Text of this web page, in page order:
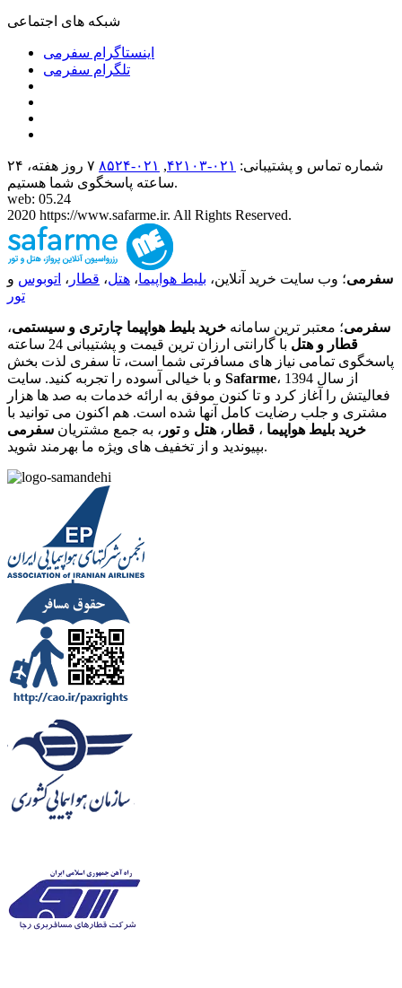
شبکه های اجتماعی
اینستاگرام سفرمی
تلگرام سفرمی
شماره تماس و پشتیبانی: ۰۲۱-۴٢١٠٣ , ۰۲۱-۸۵۲۴
۷ روز هفته، ۲۴
ساعته پاسخگوی شما هستیم.
web: 05.24
2020 https://www.safarme.ir. All Rights Reserved.
سفرمی؛ وب سایت خرید آنلاین، بلیط هواپیما، هتل، قطار ، اتوبوس و
تور
سفرمی؛ معتبر ترین سامانه خرید بلیط هواپیما چارتری و سیستمی،
قطار و هتل
با گارانتی ارزان ترین قیمت و پشتیبانی 24 ساعته
پاسخگوی تمامی نیاز های مسافرتی شما است، تا سفری لذت بخش
Safarme، از سال 1394
فعالیتش را آغاز کرد و تا کنون موفق به ارائه خدمات به صد ها هزار
مشتری و جلب رضایت کامل آنها شده است. هم اکنون می توانید با
خرید بلیط هواپیما ، قطار ، هتل وتور ، به جمع مشتریان سفرمی
بپیوندید و از تخفیف های ویژه ما بهرمند شوید.